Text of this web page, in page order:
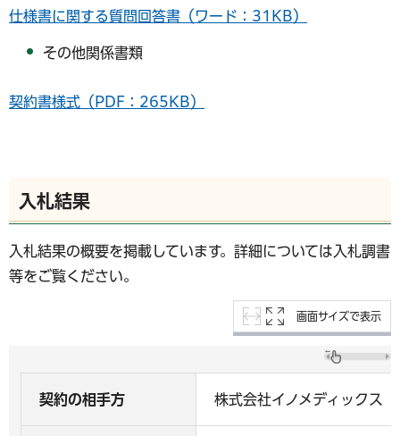
仕様書に関する質問回答書（ワード：31KB）
その他関係書類
契約書様式（PDF：265KB）
入札結果
入札結果の概要を掲載しています。詳細については入札調書
等をご覧ください。
画面サイズで表示
契約の相手方 株式会社イノメディックス